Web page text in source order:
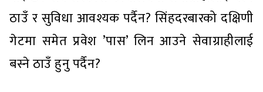
ठाउँ र सुविधा आवश्यक पर्दैन? सिंहदरबारको दक्षिणी
गेटमा समेत प्रवेश ’पास’ लिन आउने सेवाग्राहीलाई
बस्ने ठाउँ हुनु पर्दैन?